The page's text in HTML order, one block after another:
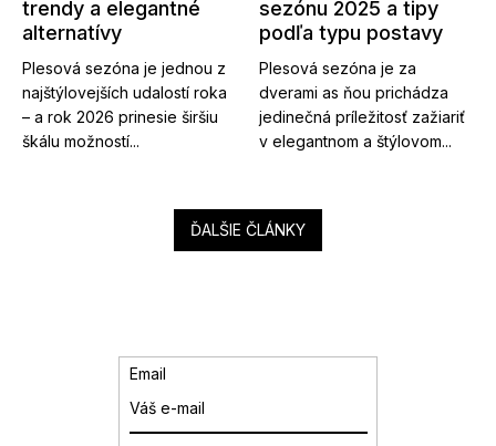
trendy a elegantné
alternatívy
Plesová sezóna je jednou z
najštýlovejších udalostí roka
– a rok 2026 prinesie širšiu
škálu možností...
sezónu 2025 a tipy
podľa typu postavy
Plesová sezóna je za
dverami as ňou prichádza
jedinečná príležitosť zažiariť
v elegantnom a štýlovom...
ĎALŠIE ČLÁNKY
Email